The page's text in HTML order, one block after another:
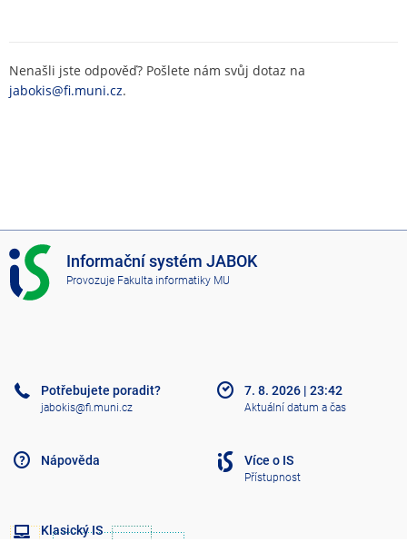
Nenašli jste odpověď? Pošlete nám svůj dotaz na
jabokis@fi.muni.cz.
I
S
J
Informační systém JABOK
Provozuje Fakulta informatiky MU
Potřebujete poradit?
jabokis@fi.muni.cz
Nápověda
Klasický IS
7. 8. 2026 | 23:42
Aktuální datum a čas
Více o IS
Přístupnost